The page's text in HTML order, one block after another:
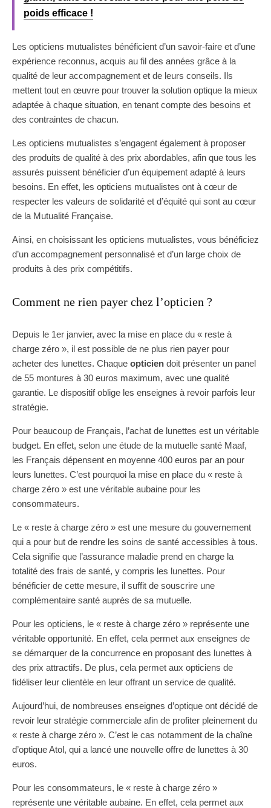
poids efficace !
Les opticiens mutualistes bénéficient d’un savoir-faire et d’une
expérience reconnus, acquis au fil des années grâce à la
qualité de leur accompagnement et de leurs conseils. Ils
mettent tout en œuvre pour trouver la solution optique la mieux
adaptée à chaque situation, en tenant compte des besoins et
des contraintes de chacun.
Les opticiens mutualistes s’engagent également à proposer
des produits de qualité à des prix abordables, afin que tous les
assurés puissent bénéficier d’un équipement adapté à leurs
besoins. En effet, les opticiens mutualistes ont à cœur de
respecter les valeurs de solidarité et d’équité qui sont au cœur
de la Mutualité Française.
Ainsi, en choisissant les opticiens mutualistes, vous bénéficiez
d’un accompagnement personnalisé et d’un large choix de
produits à des prix compétitifs.
Comment ne rien payer chez l’opticien ?
Depuis le 1er janvier, avec la mise en place du « reste à
charge zéro », il est possible de ne plus rien payer pour
acheter des lunettes. Chaque opticien doit présenter un panel
de 55 montures à 30 euros maximum, avec une qualité
garantie. Le dispositif oblige les enseignes à revoir parfois leur
stratégie.
Pour beaucoup de Français, l’achat de lunettes est un véritable
budget. En effet, selon une étude de la mutuelle santé Maaf,
les Français dépensent en moyenne 400 euros par an pour
leurs lunettes. C’est pourquoi la mise en place du « reste à
charge zéro » est une véritable aubaine pour les
consommateurs.
Le « reste à charge zéro » est une mesure du gouvernement
qui a pour but de rendre les soins de santé accessibles à tous.
Cela signifie que l’assurance maladie prend en charge la
totalité des frais de santé, y compris les lunettes. Pour
bénéficier de cette mesure, il suffit de souscrire une
complémentaire santé auprès de sa mutuelle.
Pour les opticiens, le « reste à charge zéro » représente une
véritable opportunité. En effet, cela permet aux enseignes de
se démarquer de la concurrence en proposant des lunettes à
des prix attractifs. De plus, cela permet aux opticiens de
fidéliser leur clientèle en leur offrant un service de qualité.
Aujourd’hui, de nombreuses enseignes d’optique ont décidé de
revoir leur stratégie commerciale afin de profiter pleinement du
« reste à charge zéro ». C’est le cas notamment de la chaîne
d’optique Atol, qui a lancé une nouvelle offre de lunettes à 30
euros.
Pour les consommateurs, le « reste à charge zéro »
représente une véritable aubaine. En effet, cela permet aux